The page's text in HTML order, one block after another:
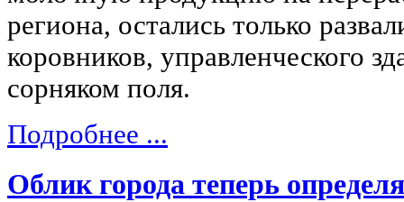
региона, остались только
коровников, управленческого
сорняком поля.
Подробнее ...
Облик города теперь